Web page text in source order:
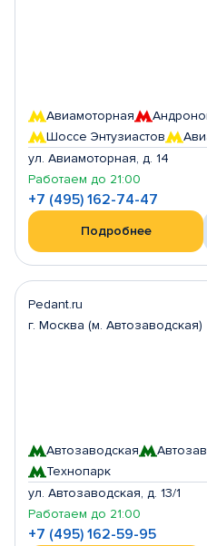
Авиамоторная
Шоссе Энтузиастов
ул. Авиамоторная, д. 14
Работаем до 21:00
+7 (495) 162-74-47
Подробнее
Pedant.ru
г. Москва (м. Автозаводская)
Автозаводская
Технопарк
ул. Автозаводская, д. 13/1
Работаем до 21:00
+7 (495) 162-59-95